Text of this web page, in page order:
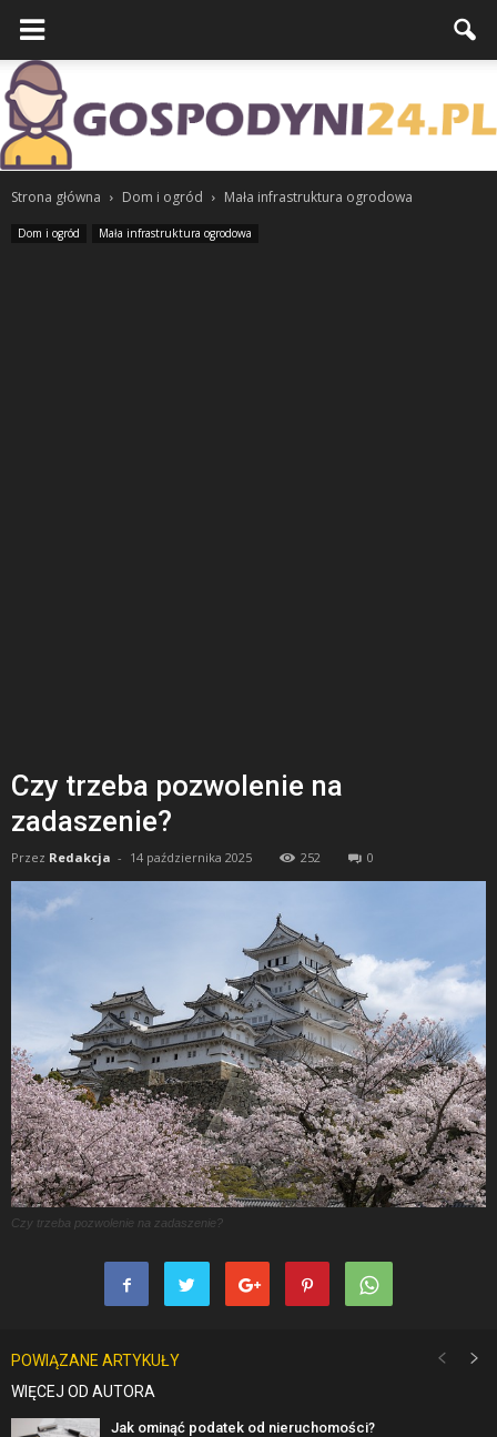
Strona główna Dom i ogród Mała infrastruktura ogrodowa
Dom i ogród Mała infrastruktura ogrodowa
Czy trzeba pozwolenie na
zadaszenie?
Przez Redakcja - 14 października 2025 252 0
Czy trzeba pozwolenie na zadaszenie?
POWIĄZANE ARTYKUŁY
WIĘCEJ OD AUTORA
Jak ominąć podatek od nieruchomości?